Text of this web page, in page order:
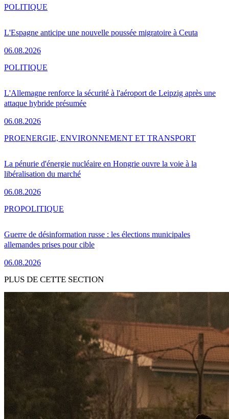
L'Espagne anticipe une nouvelle poussée migratoire à Ceuta
06.08.2026
POLITIQUE
L'Allemagne renforce la sécurité à l'aéroport de Leipzig après une
attaque hybride présumée
06.08.2026
POLITIQUE
La pénurie d'énergie nucléaire en Hongrie ouvre la voie à la
libéralisation du marché
06.08.2026
PROENERGIE, ENVIRONNEMENT ET TRANSPORT
Guerre de désinformation russe : les élections municipales
allemandes prises pour cible
06.08.2026
PROPOLITIQUE
PLUS DE CETTE SECTION